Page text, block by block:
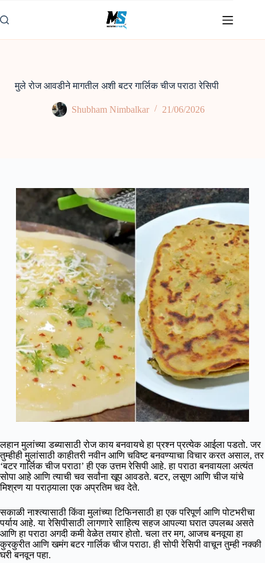
to
content
मुले रोज आवडीने मागतील अशी बटर गार्लिक चीज पराठा रेसिपी
Shubham Nimbalkar 21/06/2026
लहान मुलांच्या डब्यासाठी रोज काय बनवायचे हा प्रश्न प्रत्येक आईला पडतो. जर
तुम्हीही मुलांसाठी काहीतरी नवीन आणि चविष्ट बनवण्याचा विचार करत असाल, तर
‘बटर गार्लिक चीज पराठा’ ही एक उत्तम रेसिपी आहे. हा पराठा बनवायला अत्यंत
सोपा आहे आणि त्याची चव सर्वांना खूप आवडते. बटर, लसूण आणि चीज यांचे
मिश्रण या पराठ्याला एक अप्रतिम चव देते.
सकाळी नाश्त्यासाठी किंवा मुलांच्या टिफिनसाठी हा एक परिपूर्ण आणि पोटभरीचा
पर्याय आहे. या रेसिपीसाठी लागणारे साहित्य सहज आपल्या घरात उपलब्ध असते
आणि हा पराठा अगदी कमी वेळेत तयार होतो. चला तर मग, आजच बनवूया हा
कुरकुरीत आणि खमंग बटर गार्लिक चीज पराठा. ही सोपी रेसिपी वाचून तुम्ही नक्की
घरी बनवून पहा.